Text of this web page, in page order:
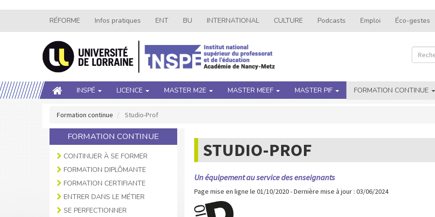
contenu
Navigation
secondaire
RÉFORME Infos pratiques ENT BU INTERNATIONAL CULTURE Podcasts Emploi Éco-gestes
Main
navigation
INSPÉ LICENCE MASTER M2E MASTER MEEF MASTER PIF FORMATION CONTINUE
Formation continue Studio-Prof
FORMATION CONTINUE
CONTINUER À SE FORMER
FORMATION DIPLÔMANTE
FORMATION CERTIFIANTE
ENTRER DANS LE MÉTIER
SE PERFECTIONNER
STUDIO-PROF
Un équipement au service des enseignants
Page mise en ligne le 01/10/2020 - Dernière mise à jour : 03/06/2024